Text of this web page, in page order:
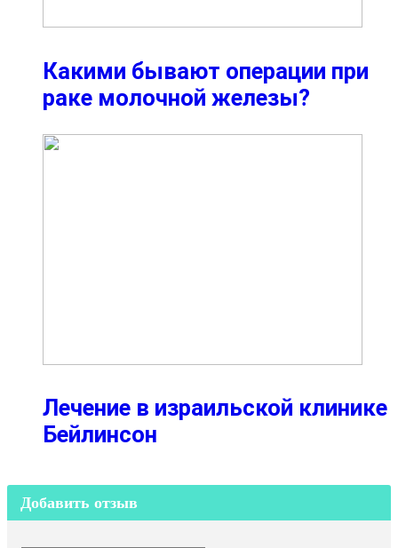
Какими бывают операции при
раке молочной железы?
Лечение в израильской клинике
Бейлинсон
Добавить отзыв